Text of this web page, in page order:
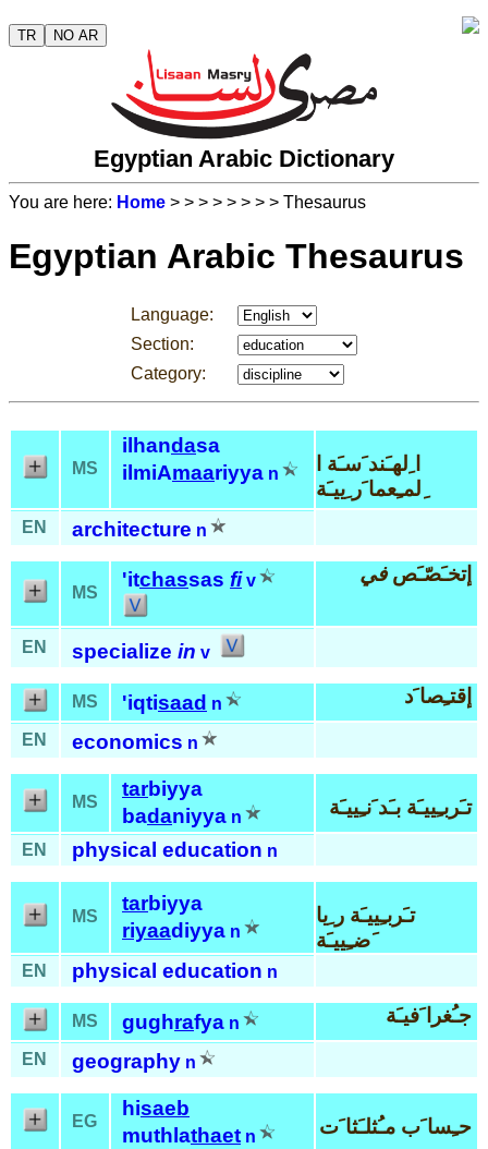
TR NO AR
Egyptian Arabic Dictionary
You are here: Home > > > > > > > > Thesaurus
Egyptian Arabic Thesaurus
Language:
Section:
Category:
MS
ilhandasa
ilmiAmaariyya n
ا ِلهـَند َسـَة ا
ِلمـِعما َر ِييـَة
EN architecture n
MS
'itchassas fi v إتخـَصّـَصفي
EN specialize in v
MS 'iqtisaad n إقتـِصا َد
EN economics n
MS
tarbiyya
badaniyya n تـَربـِييـَة بـَد َنـِييـَة
EN physical education n
MS
tarbiyya
riyaadiyya n
تـَربـِييـَة ر ِيا
َضـِييـَة
EN physical education n
MS gughrafya n جـُغرا َفيـَة
EN geography n
EG
hisaeb
muthlathaet n حـِسا َب مـُثلـَثا َت